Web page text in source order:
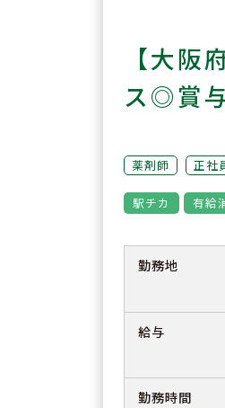
【大
ス◎賞
薬剤師 正社
駅チカ 有給
勤務地
給与
勤務時間